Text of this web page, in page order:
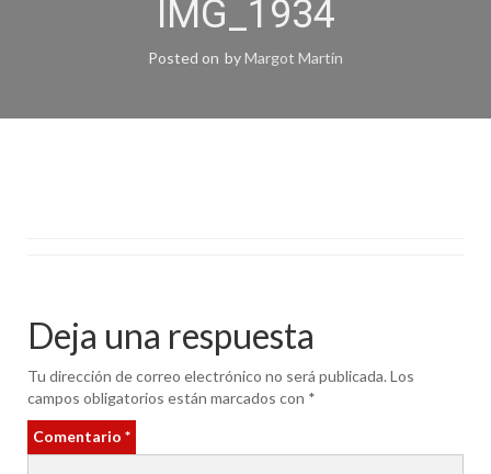
IMG_1934
Posted on byMargot Martín
Deja una respuesta
Tu dirección de correo electrónico no será publicada.Los
campos obligatorios están marcados con *
Comentario *